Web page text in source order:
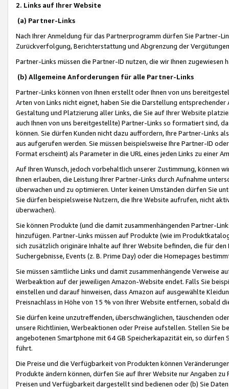
2. Links auf Ihrer Website
(a) Partner-Links
Nach Ihrer Anmeldung für das Partnerprogramm dürfen Sie Partner-
Zurückverfolgung, Berichterstattung und Abgrenzung der
Partner-Links müssen die Partner-ID nutzen, die wir Ihnen zugewiesen
(b) Allgemeine Anforderungen für alle Partner-Links
Partner-Links können von Ihnen erstellt oder Ihnen von uns
Arten von Links nicht eignet, haben Sie die Darstellung
Gestaltung und Platzierung aller Links, die Sie auf Ihrer Website
auch Ihnen von uns bereitgestellte) Partner-Links so formatiert sind,
können. Sie dürfen Kunden nicht dazu auffordern, Ihre Partner-Links
aus aufgerufen werden. Sie müssen beispielsweise Ihre Partner-ID
Format erscheint) als Parameter in die URL eines jeden Links zu einer
Auf Ihren Wunsch, jedoch vorbehaltlich unserer Zustimmung, können
Ihnen erlauben, die Leistung Ihrer Partner-Links durch Aufnahme
überwachen und zu optimieren. Unter keinen Umständen dürfen Sie
Sie dürfen beispielsweise Nutzern, die Ihre Website aufrufen, nicht
überwachen).
Sie können Produkte (und die damit zusammenhängenden Partner-
hinzufügen. Partner-Links müssen auf Produkte (wie im
sich zusätzlich originäre Inhalte auf Ihrer Website befinden, die für
Suchergebnisse, Events (z. B. Prime Day) oder die Homepages
Sie müssen sämtliche Links und damit zusammenhängende
Werbeaktion auf der jeweiligen Amazon-Website endet. Falls Sie
einstellen und darauf hinweisen, dass Amazon auf ausgewählte
Preisnachlass in Höhe von 15 % von Ihrer Website entfernen, sobald
Sie dürfen keine unzutreffenden, überschwänglichen, täuschenden
unsere Richtlinien, Werbeaktionen oder Preise aufstellen. Stellen Sie
angebotenen Smartphone mit 64 GB Speicherkapazität ein, so dürfen
führt.
Die Preise und die Verfügbarkeit von Produkten können
Produkte ändern können, dürfen Sie auf Ihrer Website nur Angaben
Preisen und Verfügbarkeit dargestellt sind bedienen oder (b) Sie